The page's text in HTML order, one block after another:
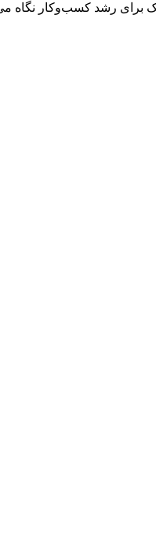
رشد کسب‌وکار نگاه می‌کنم.